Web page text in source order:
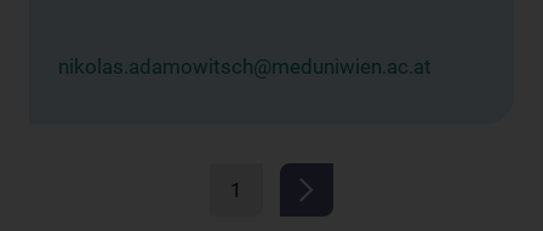
nikolas.adamowitsch@meduniwien.ac.at
1